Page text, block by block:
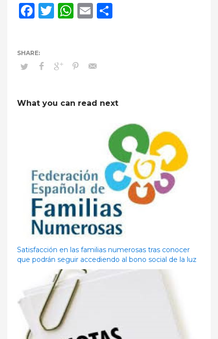
Facebook
Twitter
WhatsApp
Email
What you can read next
Satisfacción en las familias numerosas tras conocer
que podrán seguir accediendo al bono social de la luz